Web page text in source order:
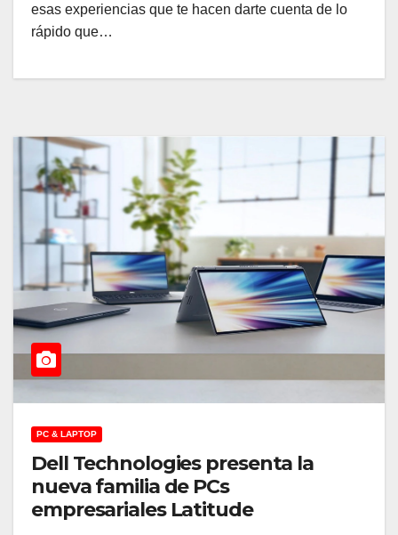
esas experiencias que te hacen darte cuenta de lo
rápido que…
PC & LAPTOP
Dell Technologies presenta la
nueva familia de PCs
empresariales Latitude